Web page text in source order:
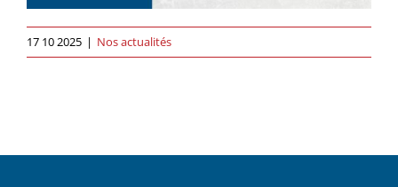
17 10 2025 | Nos actualités